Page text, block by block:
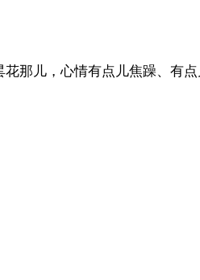
那儿，心情有点儿焦躁、有